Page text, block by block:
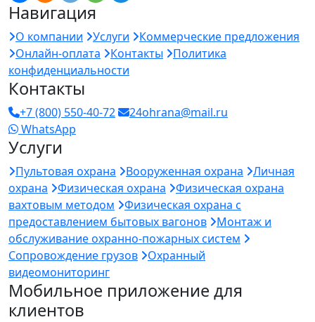
Навигация
О компании Услуги
Коммерческие предложения
Онлайн-оплата
Контакты
Политика
конфиденциальности
Контакты
+7 (800) 550-40-72
24ohrana@mail.ru
WhatsApp
Услуги
Пультовая охрана Вооруженная охрана
Личная
охрана
Физическая охрана
Физическая охрана
вахтовым методом
Физическая охрана с
предоставлением бытовых вагонов
Монтаж и
обслуживание охранно-пожарных систем
Сопровождение грузов
Охранный
видеомониторинг
Мобильное приложение для
клиентов